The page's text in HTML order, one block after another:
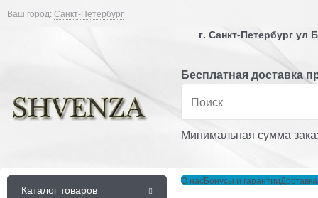
Ваш город:Санкт-Петербург
г. Санкт-Петербург
Бесплатная доставка
Минимальная сумма
Каталог товаров
О насБонусы и гарантии